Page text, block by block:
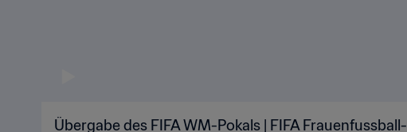
Übergabe des FIFA WM-Pokals | FIFA Frauenfussball-